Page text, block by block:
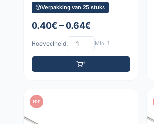
Verpakking van 25 stuks
0.40€ – 0.64€
Hoeveelheid: Min: 1
PDF